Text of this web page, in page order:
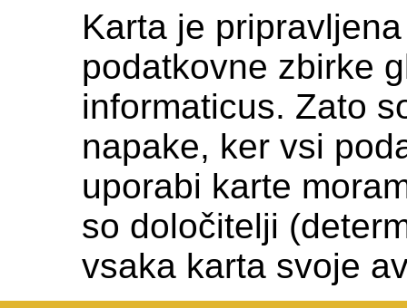
Karta je
podatkovne zbirke
informaticus. Zato
napake, ker vsi
uporabi karte
so določitelji
vsaka karta svoje